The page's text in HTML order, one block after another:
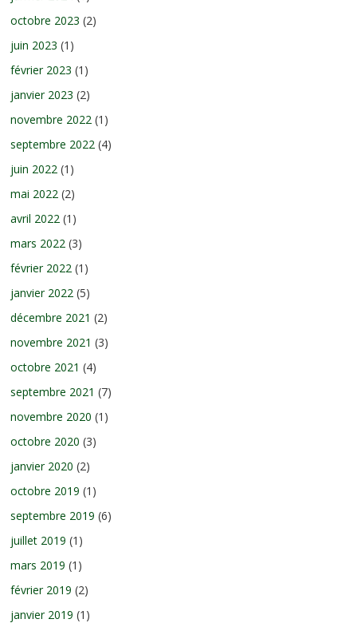
octobre 2023 (2)
juin 2023 (1)
février 2023 (1)
janvier 2023 (2)
novembre 2022 (1)
septembre 2022 (4)
juin 2022 (1)
mai 2022 (2)
avril 2022 (1)
mars 2022 (3)
février 2022 (1)
janvier 2022 (5)
décembre 2021 (2)
novembre 2021 (3)
octobre 2021 (4)
septembre 2021 (7)
novembre 2020 (1)
octobre 2020 (3)
janvier 2020 (2)
octobre 2019 (1)
septembre 2019 (6)
juillet 2019 (1)
mars 2019 (1)
février 2019 (2)
janvier 2019 (1)